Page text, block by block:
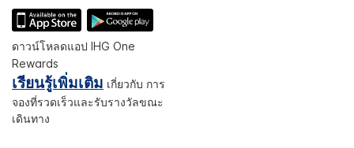
ดาวน์โหลดแอป IHG One
Rewards
เรียนรู้เพิ่มเติม เกี่ยวกับ การ
จองที่รวดเร็วและรับรางวัลขณะ
เดินทาง